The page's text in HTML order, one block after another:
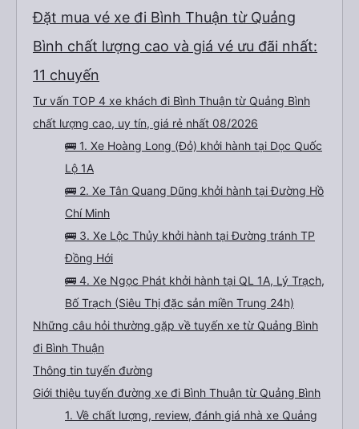
Đặt mua vé xe đi Bình Thuận từ Quảng
Bình chất lượng cao và giá vé ưu đãi nhất:
11 chuyến
Tư vấn TOP 4 xe khách đi Bình Thuận từ Quảng Bình
chất lượng cao, uy tín, giá rẻ nhất 08/2026
🚌 1. Xe Hoàng Long (Đỏ) khởi hành tại Dọc Quốc
Lộ 1A
🚌 2. Xe Tân Quang Dũng khởi hành tại Đường Hồ
Chí Minh
🚌 3. Xe Lộc Thủy khởi hành tại Đường tránh TP
Đồng Hới
🚌 4. Xe Ngọc Phát khởi hành tại QL 1A, Lý Trạch,
Bố Trạch (Siêu Thị đặc sản miền Trung 24h)
Những câu hỏi thường gặp về tuyến xe từ Quảng Bình
đi Bình Thuận
Thông tin tuyến đường
Giới thiệu tuyến đường xe đi Bình Thuận từ Quảng Bình
1. Về chất lượng, review, đánh giá nhà xe Quảng